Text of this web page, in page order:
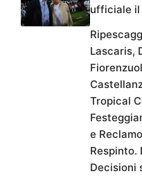
ufficiale il
Lascaris,
Tropical
e
Respinto.
Decisioni